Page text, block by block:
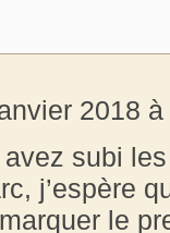
2018
subi
j’espère
le